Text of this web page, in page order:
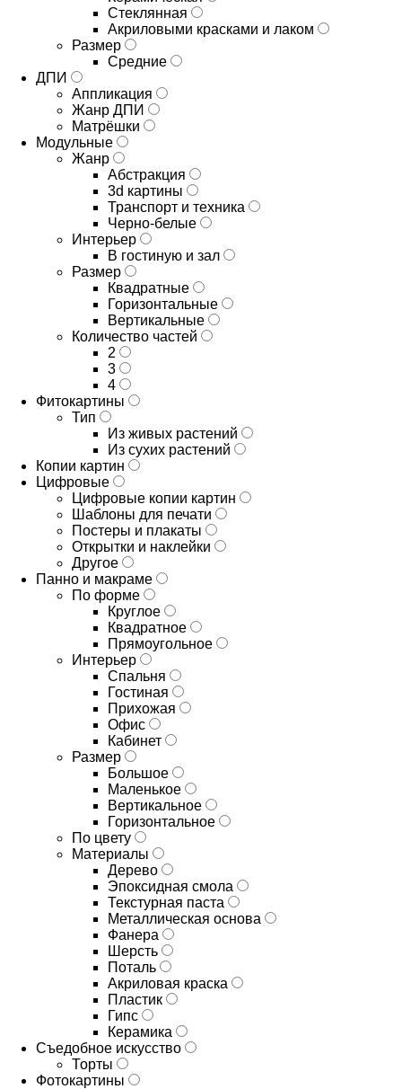
Стеклянная
Акриловыми красками и лаком
Размер
Средние
ДПИ
Аппликация
Жанр ДПИ
Матрёшки
Модульные
Жанр
Абстракция
3d картины
Транспорт и техника
Черно-белые
Интерьер
В гостиную и зал
Размер
Квадратные
Горизонтальные
Вертикальные
Количество частей
2
3
4
Фитокартины
Тип
Из живых растений
Из сухих растений
Копии картин
Цифровые
Цифровые копии картин
Шаблоны для печати
Постеры и плакаты
Открытки и наклейки
Другое
Панно и макраме
По форме
Круглое
Квадратное
Прямоугольное
Интерьер
Спальня
Гостиная
Прихожая
Офис
Кабинет
Размер
Большое
Маленькое
Вертикальное
Горизонтальное
По цвету
Материалы
Дерево
Эпоксидная смола
Текстурная паста
Металлическая основа
Фанера
Шерсть
Поталь
Акриловая краска
Пластик
Гипс
Керамика
Съедобное искусство
Торты
Фотокартины